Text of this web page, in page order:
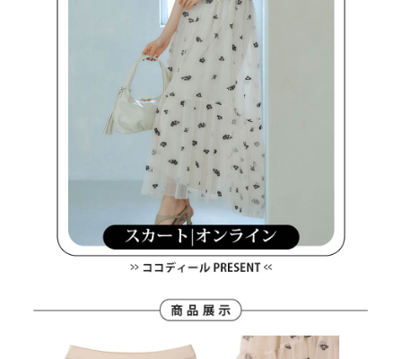
４．使用「AFTEE先享後付」時，將依據個別帳號之用戶狀況，依本公司即
時審查核予不同之上限額度；若仍有額度不足之情形，本公司將視審查結果
５．嚴禁一人註冊多個帳號或使用他人資訊註冊。若發現惡意使用之情形，
恩沛科技股份有限公司將有權停止該用戶之使用額度並採取法律行動。